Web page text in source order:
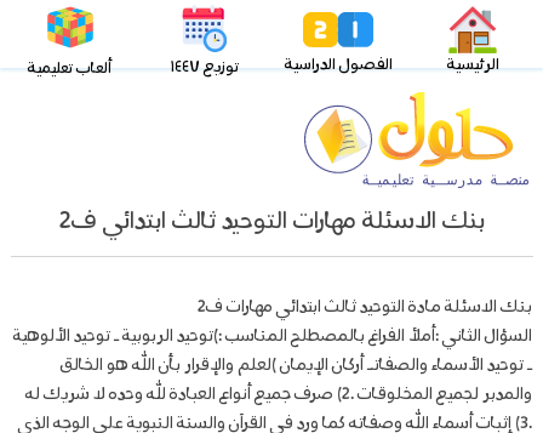
الرئيسية الفصول الدراسية توزيع ١٤٤٧ ألعاب تعليمية
بنك الاسئلة مهارات التوحيد ثالث ابتدائي ف2
بنك الاسئلة مادة التوحيد ثالث ابتدائي مهارات ف2
السؤال الثاني :أملأ الفراغ بالمصطلح المناسب :)توحيد الربوبية ـ توحيد الألوهية
ـ توحيد الأسماء والصفاتـ أركان الإيمان )لعلم والإقرار بأن الله هو الخالق
والمدبر لجميع المخلوقات .2) صرف جميع أنواع العبادة لله وحده لا شريك له
.3) إثبات أسماء الله وصفاته كما ورد في القرآن والسنة النبوية على الوجه الذي